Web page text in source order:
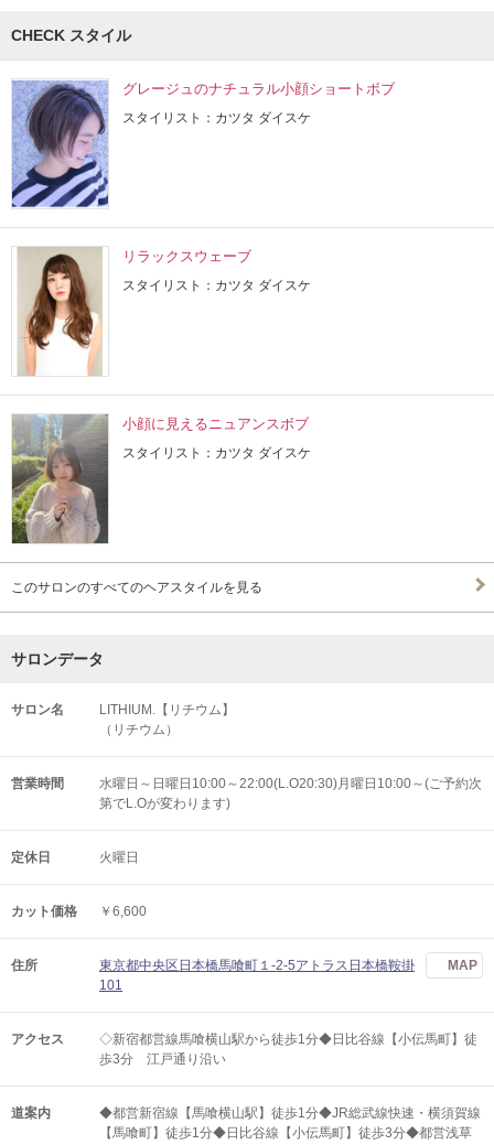
CHECK スタイル
グレージュのナチュラル小顔ショートボブ
スタイリスト：カツタ ダイスケ
リラックスウェーブ
スタイリスト：カツタ ダイスケ
小顔に見えるニュアンスボブ
スタイリスト：カツタ ダイスケ
このサロンのすべてのヘアスタイルを見る
サロンデータ
サロン名
LITHIUM.【リチウム】
（リチウム）
営業時間
水曜日～日曜日10:00～22:00(L.O20:30)月曜日10:00～(ご予約次
第でL.Oが変わります)
定休日 火曜日
カット価格 ￥6,600
住所
東京都中央区日本橋馬喰町１-2-5アトラス日本橋鞍掛
101
MAP
アクセス
◇新宿都営線馬喰横山駅から徒歩1分◆日比谷線【小伝馬町】徒
歩3分 江戸通り沿い
道案内
◆都営新宿線【馬喰横山駅】徒歩1分◆JR総武線快速・横須賀線
【馬喰町】徒歩1分◆日比谷線【小伝馬町】徒歩3分◆都営浅草